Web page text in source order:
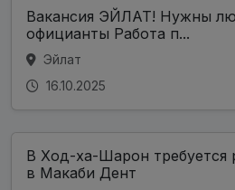
Вакансия ЭЙЛАТ! Нужны
официанты Работа п...
Эйлат
16.10.2025
В Ход-ха-Шарон требуется
в Макаби Дент